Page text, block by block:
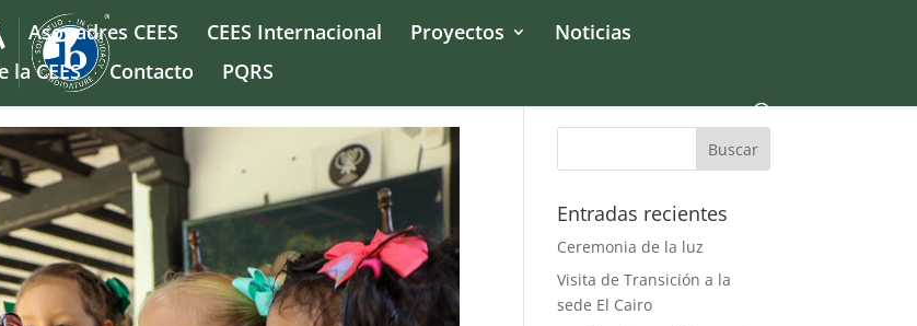
Asopadres CEES CEES Internacional Proyectos
Noticias
la CEES
Contacto PQRS
Entradas recientes
Ceremonia de la luz
Visita de Transición a la
sede El Cairo